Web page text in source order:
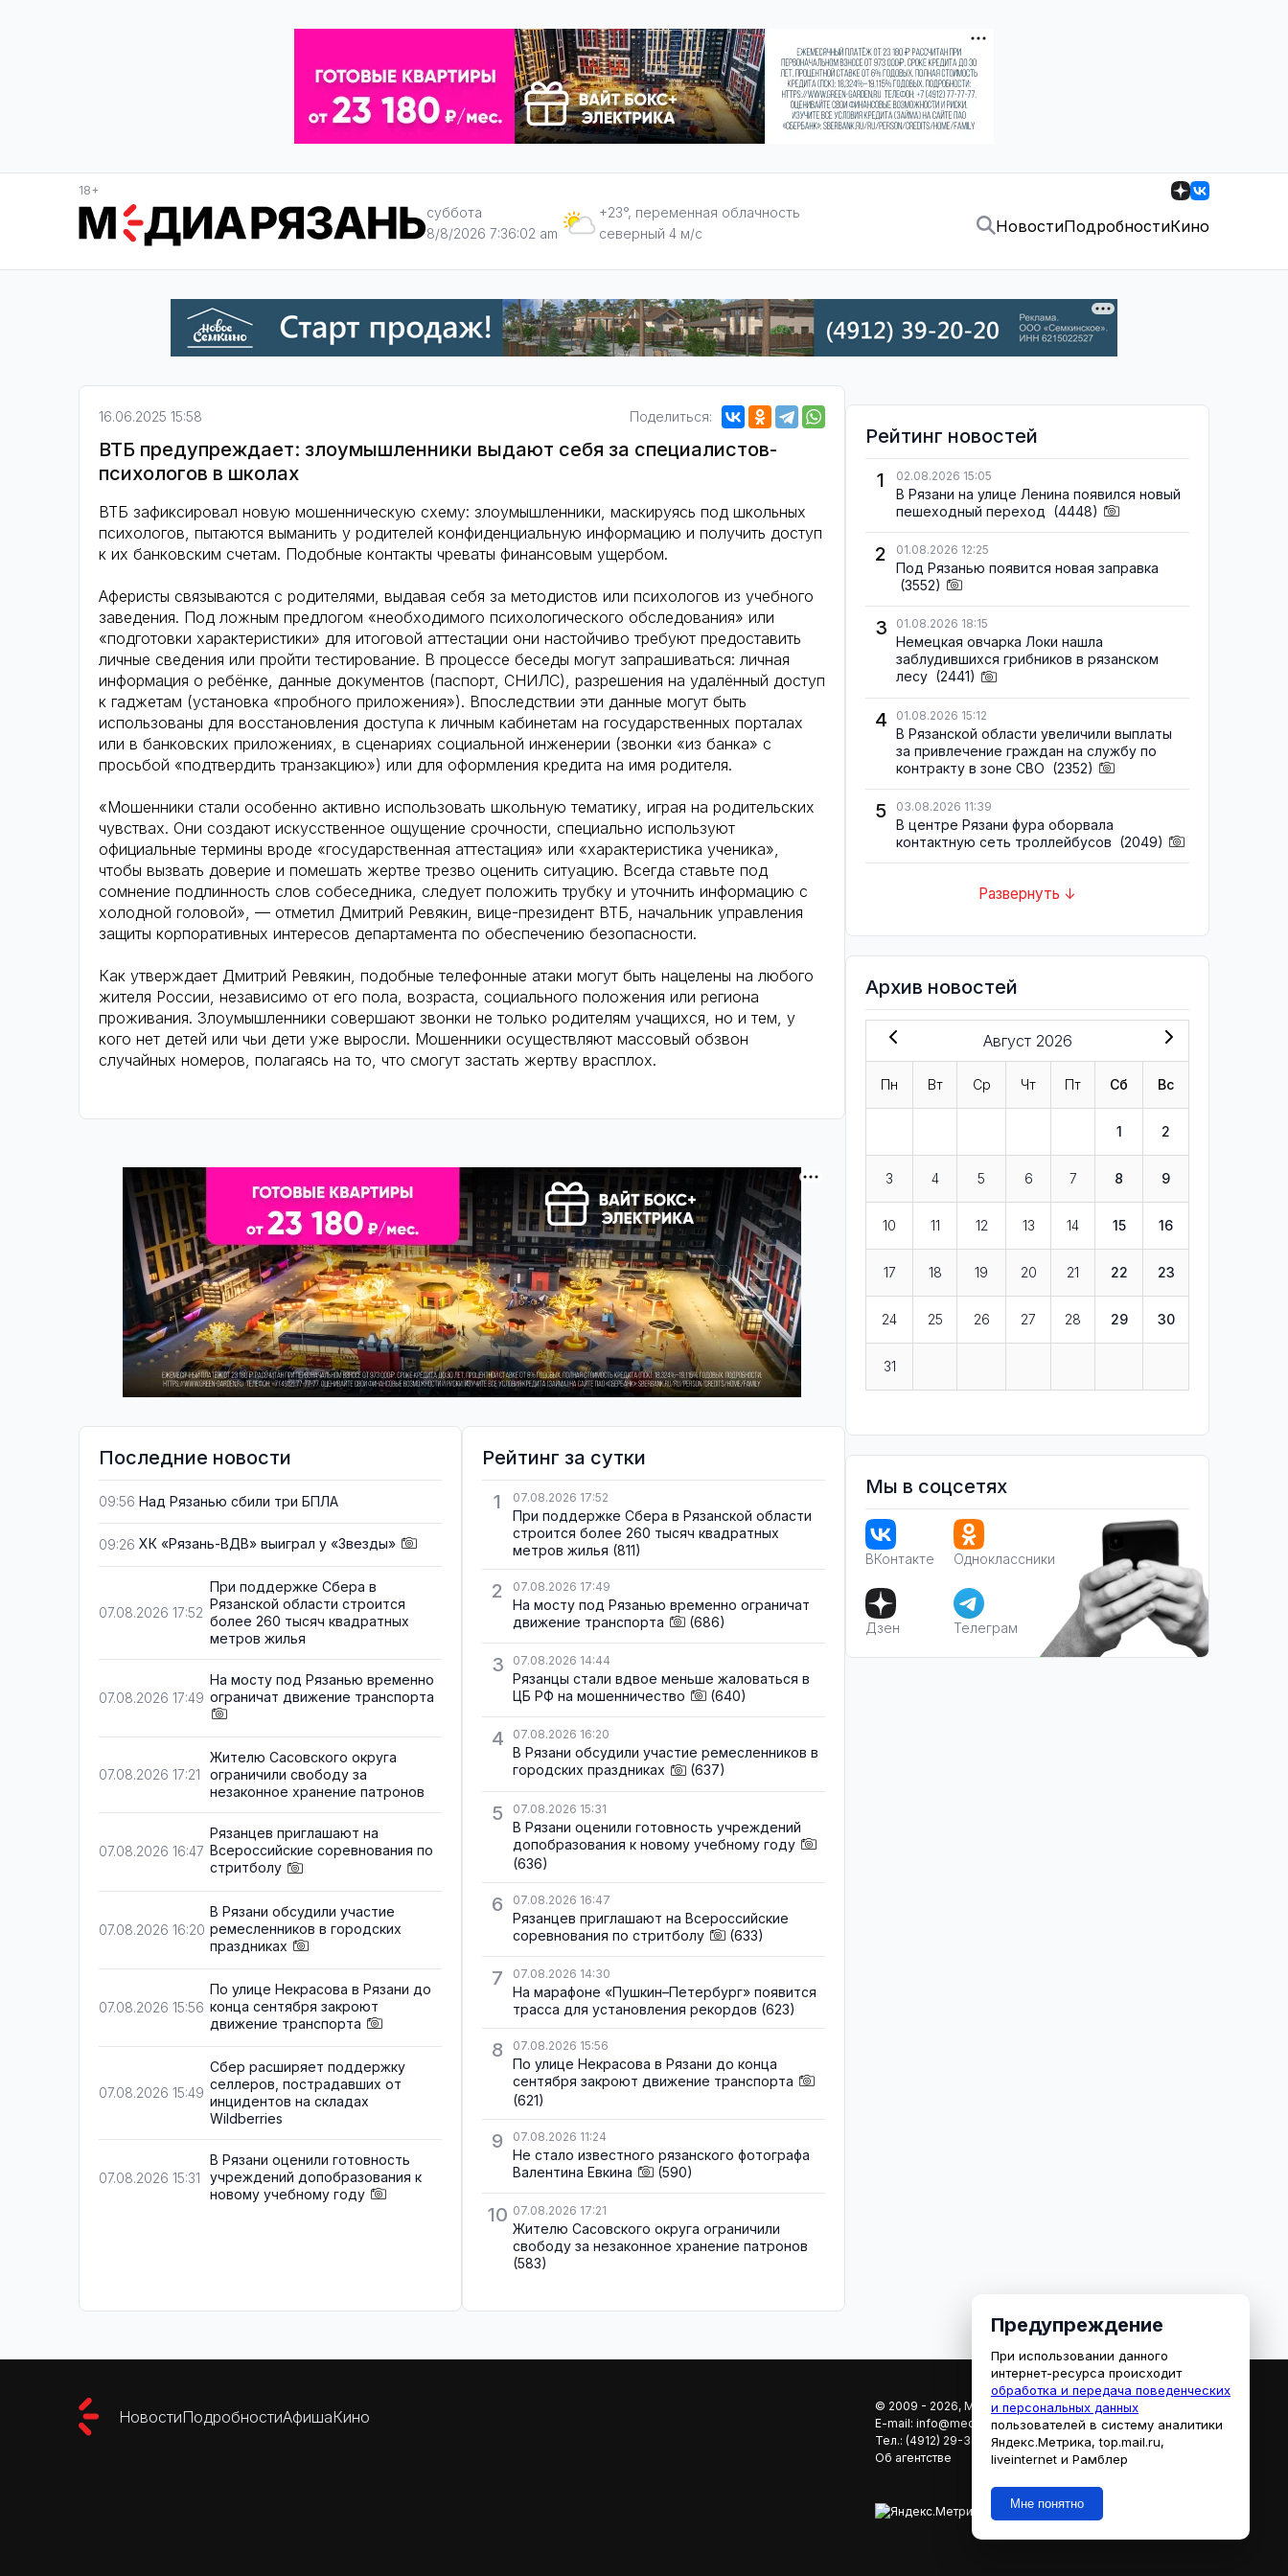
18+
суббота
8/8/2026 7:36:03 am
+23°, переменная облачность
северный 4 м/с
НовостиПодробностиКино
16.06.2025 15:58 Поделиться:
ВТБ предупреждает: злоумышленники выдают себя за специалистов-
психологов в школах
ВТБ зафиксировал новую мошенническую схему: злоумышленники, маскируясь под школьных
психологов, пытаются выманить у родителей конфиденциальную информацию и получить доступ
к их банковским счетам. Подобные контакты чреваты финансовым ущербом.
Аферисты связываются с родителями, выдавая себя за методистов или психологов из учебного
заведения. Под ложным предлогом «необходимого психологического обследования» или
«подготовки характеристики» для итоговой аттестации они настойчиво требуют предоставить
личные сведения или пройти тестирование. В процессе беседы могут запрашиваться: личная
информация о ребёнке, данные документов (паспорт, СНИЛС), разрешения на удалённый доступ
к гаджетам (установка «пробного приложения»). Впоследствии эти данные могут быть
использованы для восстановления доступа к личным кабинетам на государственных порталах
или в банковских приложениях, в сценариях социальной инженерии (звонки «из банка» с
просьбой «подтвердить транзакцию») или для оформления кредита на имя родителя.
«Мошенники стали особенно активно использовать школьную тематику, играя на родительских
чувствах. Они создают искусственное ощущение срочности, специально используют
официальные термины вроде «государственная аттестация» или «характеристика ученика»,
чтобы вызвать доверие и помешать жертве трезво оценить ситуацию. Всегда ставьте под
сомнение подлинность слов собеседника, следует положить трубку и уточнить информацию с
холодной головой», — отметил Дмитрий Ревякин, вице-президент ВТБ, начальник управления
защиты корпоративных интересов департамента по обеспечению безопасности.
Как утверждает Дмитрий Ревякин, подобные телефонные атаки могут быть нацелены на любого
жителя России, независимо от его пола, возраста, социального положения или региона
проживания. Злоумышленники совершают звонки не только родителям учащихся, но и тем, у
кого нет детей или чьи дети уже выросли. Мошенники осуществляют массовый обзвон
случайных номеров, полагаясь на то, что смогут застать жертву врасплох.
Последние новости
09:56 Над Рязанью сбили три БПЛА
09:26 ХК «Рязань-ВДВ» выиграл у «Звезды»
07.08.2026 17:52
При поддержке Сбера в
Рязанской области строится
более 260 тысяч квадратных
метров жилья
07.08.2026 17:49
На мосту под Рязанью временно
ограничат движение транспорта
07.08.2026 17:21
Жителю Сасовского округа
ограничили свободу за
незаконное хранение патронов
07.08.2026 16:47
Рязанцев приглашают на
Всероссийские соревнования по
стритболу
07.08.2026 16:20
В Рязани обсудили участие
ремесленников в городских
праздниках
07.08.2026 15:56
По улице Некрасова в Рязани до
конца сентября закроют
движение транспорта
07.08.2026 15:49
Сбер расширяет поддержку
селлеров, пострадавших от
инцидентов на складах
Wildberries
07.08.2026 15:31
В Рязани оценили готовность
учреждений допобразования к
новому учебному году
Рейтинг за сутки
1
07.08.2026 17:52
При поддержке Сбера в Рязанской области
строится более 260 тысяч квадратных
метров жилья (811)
2 07.08.2026 17:49
На мосту под Рязанью временно ограничат
движение транспорта
(686)
3 07.08.2026 14:44
Рязанцы стали вдвое меньше жаловаться в
ЦБ РФ на мошенничество
(640)
4 07.08.2026 16:20
В Рязани обсудили участие ремесленников в
городских праздниках
(637)
5 07.08.2026 15:31
В Рязани оценили готовность учреждений
допобразования к новому учебному году
(636)
6 07.08.2026 16:47
Рязанцев приглашают на Всероссийские
соревнования по стритболу
(633)
7 07.08.2026 14:30
На марафоне «Пушкин–Петербург» появится
трасса для установления рекордов (623)
8 07.08.2026 15:56
По улице Некрасова в Рязани до конца
сентября закроют движение транспорта
(621)
9 07.08.2026 11:24
Не стало известного рязанского фотографа
Валентина Евкина
(590)
10 07.08.2026 17:21
Жителю Сасовского округа ограничили
свободу за незаконное хранение патронов
(583)
Рейтинг новостей
1
02.08.2026 15:05
В Рязани на улице Ленина появился новый
пешеходный переход (4448)
2 01.08.2026 12:25
Под Рязанью появится новая заправка
(3552)
3 01.08.2026 18:15
Немецкая овчарка Локи нашла
заблудившихся грибников в рязанском
лесу (2441)
4 01.08.2026 15:12
В Рязанской области увеличили выплаты
за привлечение граждан на службу по
контракту в зоне СВО (2352)
5 03.08.2026 11:39
В центре Рязани фура оборвала
контактную сеть троллейбусов (2049)
Развернуть ↓
Архив новостей
Август 2026
Пн Вт Ср Чт Пт Сб Вс
1 2
3 4 5 6 7 8 9
10 11 12 13 14 15 16
17 18 19 20 21 22 23
24 25 26 27 28 29 30
31
Мы в соцсетях
ВКонтакте Одноклассники
Дзен Телеграм
НовостиПодробностиАфишаКино
© 2009 - 2026, МЕДИАРЯЗАНЬ
E-mail: info@mediaryazan.ru,reklama@mediaryazan.ru
Тел.: (4912) 29-33-66
Об агентстве
Предупреждение
При использовании данного
интернет-ресурса происходит
обработка и передача поведенческих
и персональных данных
пользователей в систему аналитики
Яндекс.Метрика, top.mail.ru,
liveinternet и Рамблер
Мне понятно